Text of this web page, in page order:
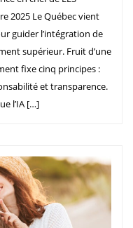
2025 Le Québec vient
guider l’intégration de
supérieur. Fruit d’une
fixe cinq principes :
et transparence.
l’IA […]